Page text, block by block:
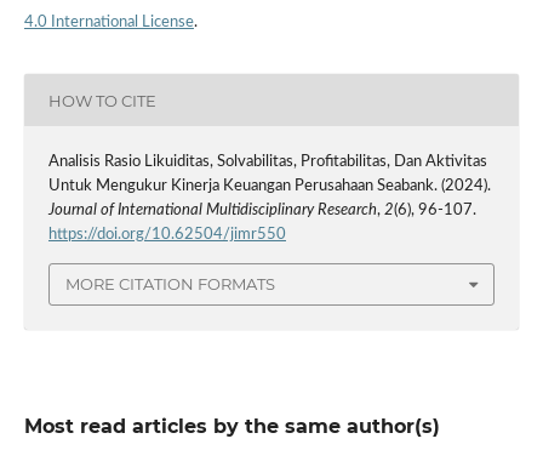
4.0 International License.
HOW TO CITE
Analisis Rasio Likuiditas, Solvabilitas, Profitabilitas, Dan Aktivitas
Untuk Mengukur Kinerja Keuangan Perusahaan Seabank. (2024).
Journal of International Multidisciplinary Research, 2(6), 96-107.
https://doi.org/10.62504/jimr550
MORE CITATION FORMATS
Most read articles by the same author(s)